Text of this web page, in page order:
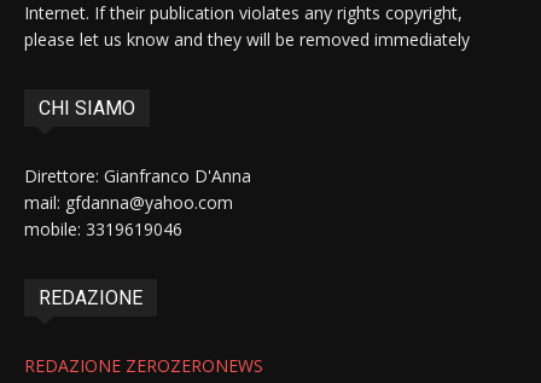
Internet. If their publication violates any rights copyright,
please let us know and they will be removed immediately
CHI SIAMO
Direttore: Gianfranco D'Anna
mail: gfdanna@yahoo.com
mobile: 3319619046
REDAZIONE
REDAZIONE ZEROZERONEWS